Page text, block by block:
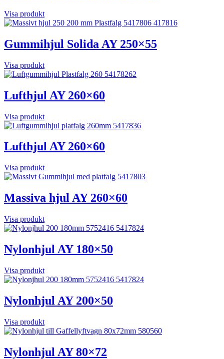
Visa produkt
Gummihjul Solida AY 250×55
Visa produkt
Lufthjul AY 260×60
Visa produkt
Lufthjul AY 260×60
Visa produkt
Massiva hjul AY 260×60
Visa produkt
Nylonhjul AY 180×50
Visa produkt
Nylonhjul AY 200×50
Visa produkt
Nylonhjul AY 80×72